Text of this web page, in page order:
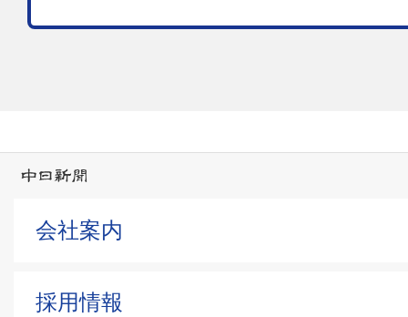
会社案内
採用情報